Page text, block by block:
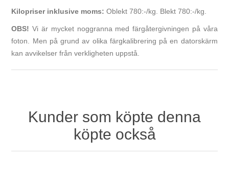
Kilopriser inklusive moms:Oblekt 780:-/kg. Blekt 780:-/kg.
OBS! Vi är mycket noggranna med färgåtergivningen på våra
foton. Men på grund av olika färgkalibrering på en datorskärm
kan avvikelser från verkligheten uppstå.
Kunder som köpte denna
köpte också